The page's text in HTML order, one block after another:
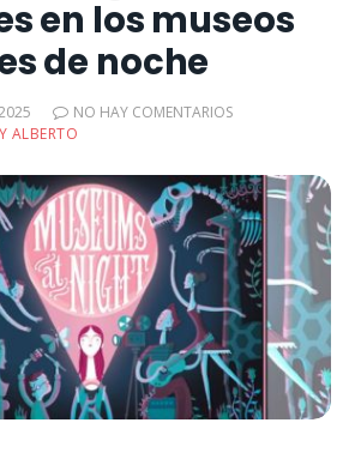
en los museos
de noche
NO HAY COMENTARIOS
ALBERTO